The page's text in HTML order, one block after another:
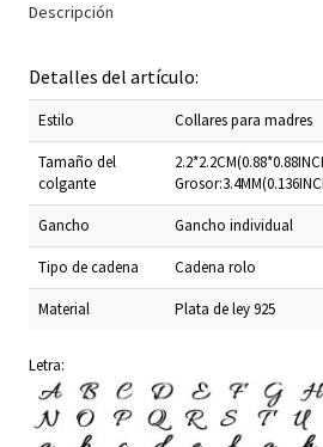
Descripción
Detalles del artículo:
Estilo Collares para madres
Tamaño del
colgante
Gancho Gancho individual
Tipo de cadena Cadena rolo
Material Plata de ley 925
Letra: